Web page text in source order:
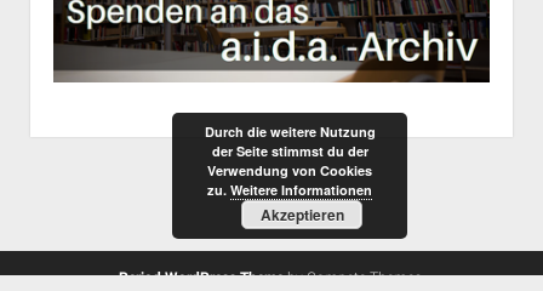
Period WordPress Themeby Compete Themes.
Durch die weitere Nutzung
der Seite stimmst du der
Verwendung von Cookies
zu. Weitere Informationen
Akzeptieren